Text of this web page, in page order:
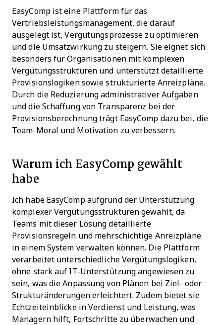
EasyComp ist eine Plattform für das
Vertriebsleistungsmanagement, die darauf
ausgelegt ist, Vergütungsprozesse zu optimieren
und die Umsatzwirkung zu steigern. Sie eignet sich
besonders für Organisationen mit komplexen
Vergütungsstrukturen und unterstützt detaillierte
Provisionslogiken sowie strukturierte Anreizpläne.
Durch die Reduzierung administrativer Aufgaben
und die Schaffung von Transparenz bei der
Provisionsberechnung trägt EasyComp dazu bei, die
Team-Moral und Motivation zu verbessern.
Warum ich EasyComp gewählt
habe
Ich habe EasyComp aufgrund der Unterstützung
komplexer Vergütungsstrukturen gewählt, da
Teams mit dieser Lösung detaillierte
Provisionsregeln und mehrschichtige Anreizpläne
in einem System verwalten können. Die Plattform
verarbeitet unterschiedliche Vergütungslogiken,
ohne stark auf IT-Unterstützung angewiesen zu
sein, was die Anpassung von Plänen bei Ziel- oder
Strukturänderungen erleichtert. Zudem bietet sie
Echtzeiteinblicke in Verdienst und Leistung, was
Managern hilft, Fortschritte zu überwachen und